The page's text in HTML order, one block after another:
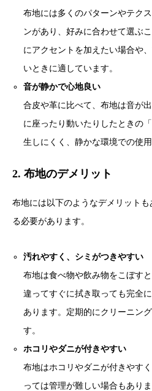
布地には多くのパターンやテク
ンがあり、好みに合わせて選ぶ
にアクセントを加えたい場合や
いときに適しています。
音が静かで心地良い
合皮や革に比べて、布地は音が
に座ったり動いたりしたときの
生しにくく、静かな環境での使
2. 布地のデメリット
布地には以下のようなデメリット
る必要があります。
汚れやすく、シミがつきやすい
布地は食べ物や飲み物をこぼす
違ってすぐに拭き取っても完全
あります。定期的にクリーニン
す。
ホコリやダニが付きやすい
布地はホコリやダニが付きやす
っては管理が難しい場合もあり